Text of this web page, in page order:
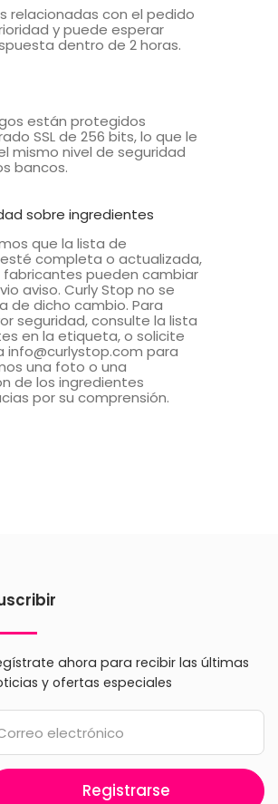
relacionadas con el pedido
y puede esperar
dentro de 2 horas.
están protegidos
SSL de 256 bits, lo que le
mismo nivel de seguridad
bancos.
sobre ingredientes
que la lista de
completa o actualizada,
fabricantes pueden cambiar
aviso. Curly Stop no se
de dicho cambio. Para
seguridad, consulte la lista
en la etiqueta, o solicite
info@curlystop.com para
una foto o una
de los ingredientes
por su comprensión.
ahora para recibir las últimas
y ofertas especiales
electrónico
Registrarse